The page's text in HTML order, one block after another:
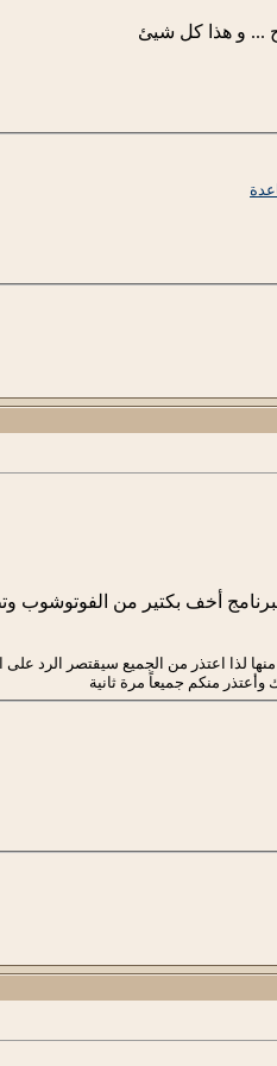
... و هذا كل شيئ
لذا اعتذر من الجميع سيقتصر الرد
منكم جميعاً مرة ثانية